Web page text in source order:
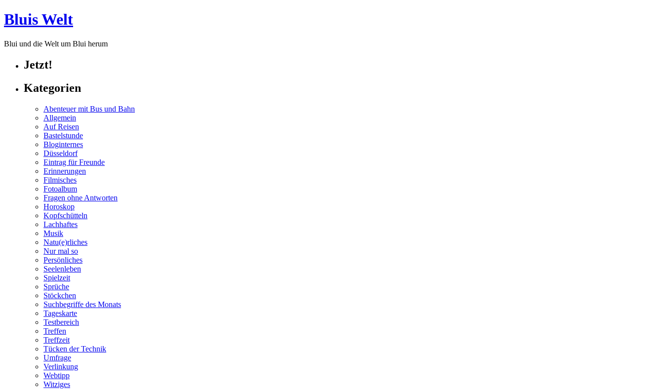
Bluis Welt
Blui und die Welt um Blui herum
Jetzt!
Kategorien
Abenteuer mit Bus und Bahn
Allgemein
Auf Reisen
Bastelstunde
Bloginternes
Düsseldorf
Eintrag für Freunde
Erinnerungen
Filmisches
Fotoalbum
Fragen ohne Antworten
Horoskop
Kopfschütteln
Lachhaftes
Musik
Natu(e)rliches
Nur mal so
Persönliches
Seelenleben
Spielzeit
Sprüche
Stöckchen
Suchbegriffe des Monats
Tageskarte
Testbereich
Treffen
Treffzeit
Tücken der Technik
Umfrage
Verlinkung
Webtipp
Witziges